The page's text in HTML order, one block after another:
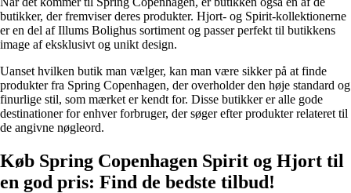
butikker, der fremviser deres produkter. Hjort- og Spirit-kollektionerne
er en del af Illums Bolighus sortiment og passer perfekt til butikkens
image af eksklusivt og unikt design.
Uanset hvilken butik man vælger, kan man være sikker på at finde
produkter fra Spring Copenhagen, der overholder den høje standard og
finurlige stil, som mærket er kendt for. Disse butikker er alle gode
destinationer for enhver forbruger, der søger efter produkter relateret til
de angivne nøgleord.
Køb Spring Copenhagen Spirit og Hjort til
en god pris: Find de bedste tilbud!